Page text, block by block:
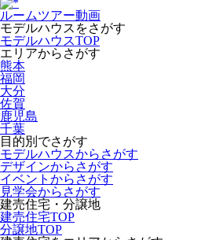
ルームツアー動画
モデルハウスをさがす
モデルハウスTOP
エリアからさがす
熊本
福岡
大分
佐賀
鹿児島
千葉
目的別でさがす
モデルハウスからさがす
デザインからさがす
イベントからさがす
見学会からさがす
建売住宅・分譲地
建売住宅TOP
分譲地TOP